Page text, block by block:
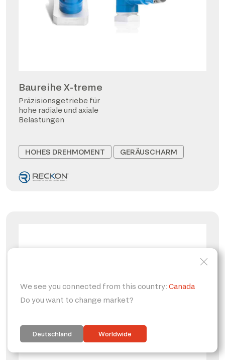
Baureihe X-treme
Präzisionsgetriebe für
hohe radiale und axiale
Belastungen
HOHES DREHMOMENT GERÄUSCHARM